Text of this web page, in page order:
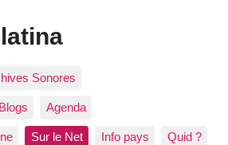
Sonores
Agenda
Sur le Net Info pays Quid ?